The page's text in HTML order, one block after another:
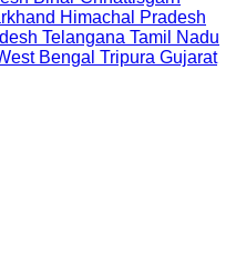
Himachal Pradesh
Telangana Tamil Nadu
Bengal Tripura Gujarat